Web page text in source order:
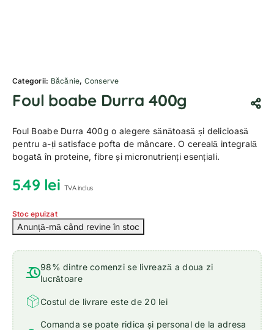
Categorii: Băcănie, Conserve
Foul boabe Durra 400g
Foul Boabe Durra 400g o alegere sănătoasă și delicioasă
pentru a-ți satisface pofta de mâncare. O cereală integrală
bogată în proteine, fibre și micronutrienți esențiali.
5.49 lei TVA inclus
Stoc epuizat
98% dintre comenzi se livrează a doua zi
lucrătoare
Costul de livrare este de 20 lei
Comanda se poate ridica și personal de la adresa